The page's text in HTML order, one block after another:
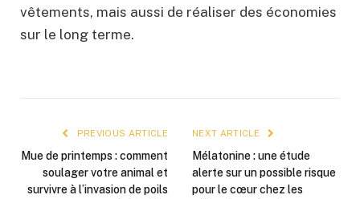
vêtements, mais aussi de réaliser des économies
sur le long terme.
PREVIOUS ARTICLE
Mue de printemps : comment
soulager votre animal et
survivre à l’invasion de poils
NEXT ARTICLE
Mélatonine : une étude
alerte sur un possible risque
pour le cœur chez les